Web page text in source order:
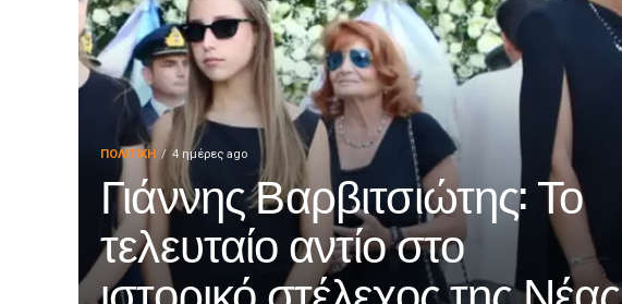
ΠΟΛΙΤΙΚΉ 4 ημέρες ago
Γιάννης Βαρβιτσιώτης: Το
τελευταίο αντίο στο